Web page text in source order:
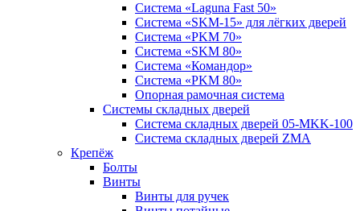
Система «Laguna Fast 50»
Система «SKM-15» для лёгких дверей
Система «PKM 70»
Система «SKM 80»
Система «Командор»
Система «PKM 80»
Опорная рамочная система
Системы складных дверей
Система складных дверей 05-MKK-100
Система складных дверей ZMA
Крепёж
Болты
Винты
Винты для ручек